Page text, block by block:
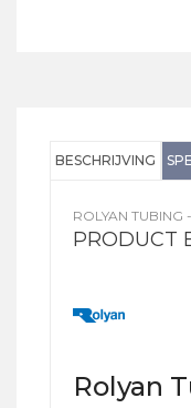
BESCHRIJVING
ROLYAN TUBING
PRODUCT
Rolyan